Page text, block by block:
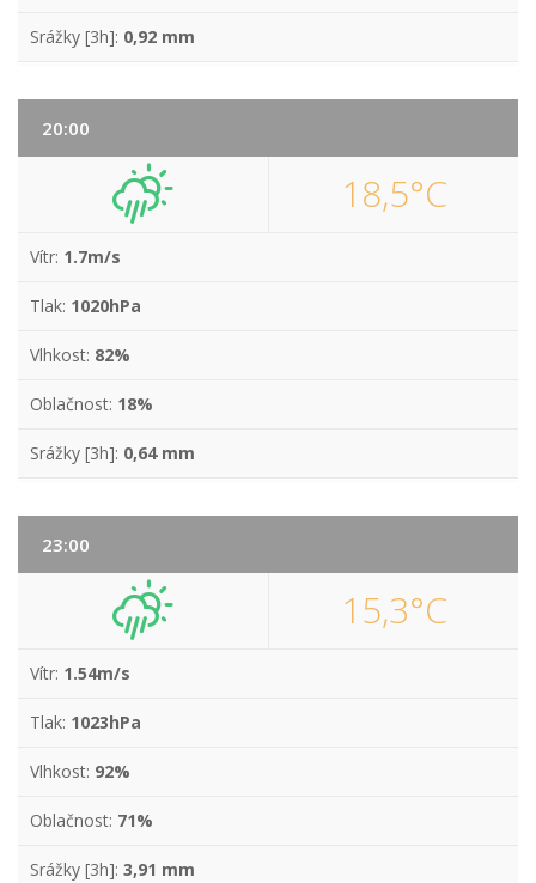
Srážky [3h]: 0,92 mm
20:00
18,5°C
Vítr: 1.7m/s
Tlak: 1020hPa
Vlhkost: 82%
Oblačnost: 18%
Srážky [3h]: 0,64 mm
23:00
15,3°C
Vítr: 1.54m/s
Tlak: 1023hPa
Vlhkost: 92%
Oblačnost: 71%
Srážky [3h]: 3,91 mm